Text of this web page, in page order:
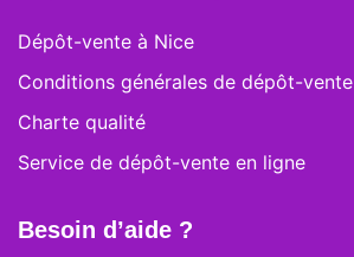
Dépôt-vente à Nice
Conditions générales de dépôt-vente
Charte qualité
Service de dépôt-vente en ligne
Besoin d’aide ?